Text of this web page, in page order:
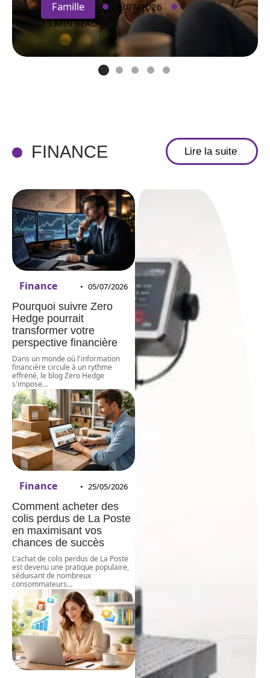
Famille
29/07/2026
13 MIN READ
FINANCE Lire la suite
Finance 05/07/2026
Pourquoi suivre Zero
Hedge pourrait
transformer votre
perspective financière
Dans un monde où l'information
financière circule à un rythme
effréné, le blog Zero Hedge
s'impose…
Finance 25/05/2026
Comment acheter des
colis perdus de La Poste
en maximisant vos
chances de succès
L'achat de colis perdus de La Poste
est devenu une pratique populaire,
séduisant de nombreux
consommateurs…